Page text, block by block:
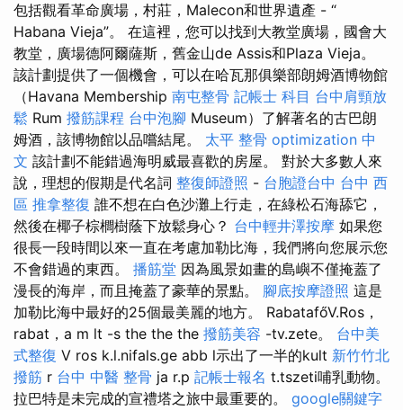
包括觀看革命廣場，村莊，Malecon和世界遺產 - “
Habana Vieja”。 在這裡，您可以找到大教堂廣場，國會大
教堂，廣場德阿爾薩斯，舊金山de Assis和Plaza Vieja。
該計劃提供了一個機會，可以在哈瓦那俱樂部朗姆酒博物館
（Havana Membership 南屯整骨 記帳士 科目 台中肩頸放
鬆 Rum 撥筋課程 台中泡腳 Museum）了解著名的古巴朗
姆酒，該博物館以品嚐結尾。 太平 整骨 optimization 中
文 該計劃不能錯過海明威最喜歡的房屋。 對於大多數人來
說，理想的假期是代名詞 整復師證照 - 台胞證台中 台中 西
區 推拿整復 誰不想在白色沙灘上行走，在綠松石海舔它，
然後在椰子棕櫚樹蔭下放鬆身心？ 台中輕井澤按摩 如果您
很長一段時間以來一直在考慮加勒比海，我們將向您展示您
不會錯過的東西。 播筋堂 因為風景如畫的島嶼不僅掩蓋了
漫長的海岸，而且掩蓋了豪華的景點。 腳底按摩證照 這是
加勒比海中最好的25個最美麗的地方。 RabatafőV.Ros，
rabat，a m lt -s the the the 撥筋美容 -tv.zete。 台中美
式整復 V ros k.l.nifals.ge abb l示出了一半的kult 新竹竹北
撥筋 r 台中 中醫 整骨 ja r.p 記帳士報名 t.tszeti哺乳動物。
拉巴特是未完成的宣禮塔之旅中最重要的。 google關鍵字